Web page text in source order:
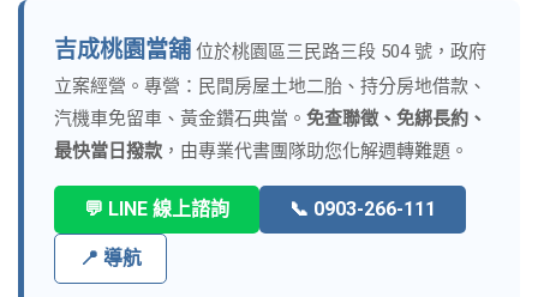
吉成桃園當舖 位於桃園區三民路三段 504 號，政府
立案經營。專營：民間房屋土地二胎、持分房地借款、
汽機車免留車、黃金鑽石典當。 免查聯徵、免綁長約、
最快當日撥款 ，由專業代書團隊助您化解週轉難題。
💬 LINE 線上諮詢 📞 0903-266-111
📍 導航